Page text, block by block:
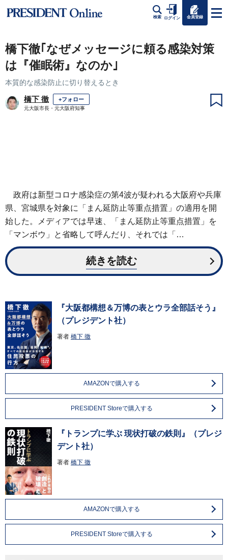
検索 ログイン 会員登録
橋下徹｢なぜメッセージに頼る感染対策
は『催眠術』なのか｣
本質的な感染防止に切り替えるとき
橋下 徹 +フォロー
元大阪市長・元大阪府知事
政府は新型コロナ感染症の第4波が疑われる大阪府や兵庫
県、宮城県を対象に「まん延防止等重点措置」の適用を開
始した。メディアでは早速、「まん延防止等重点措置」を
「マンボウ」と省略して呼んだり、それでは「…
続きを読む
『大阪都構想＆万博の表とウラ全部話そう』
（プレジデント社）
著者 橋下 徹
AMAZONで購入する
PRESIDENT Storeで購入する
『トランプに学ぶ 現状打破の鉄則』（プレジ
デント社）
著者 橋下 徹
AMAZONで購入する
PRESIDENT Storeで購入する